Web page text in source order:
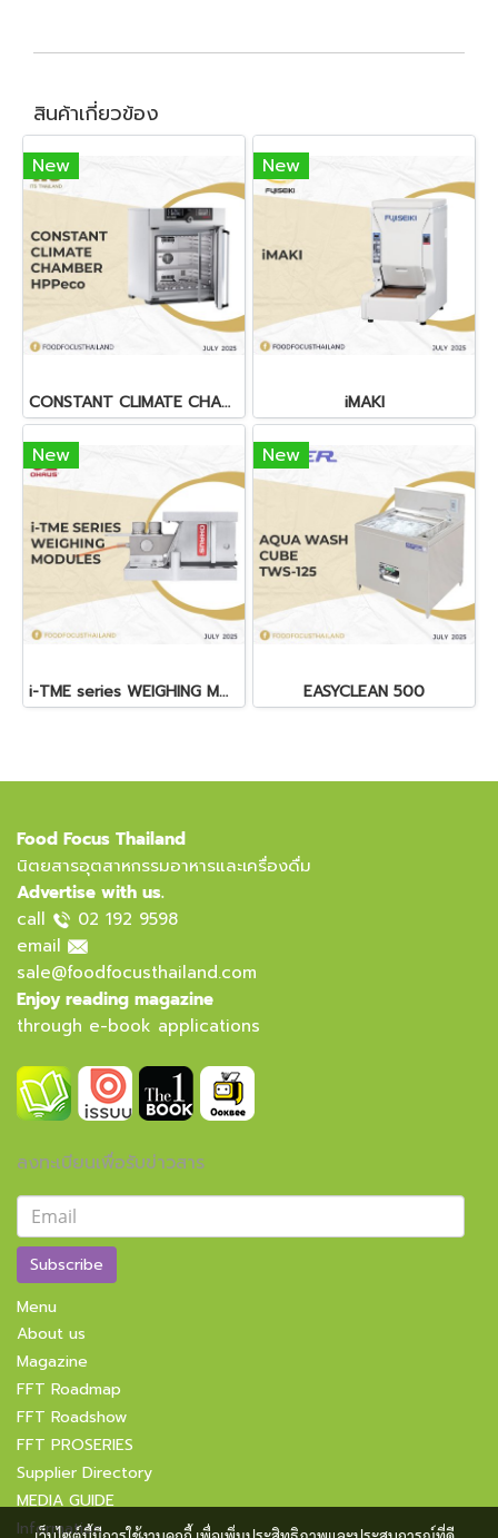
สินค้าเกี่ยวข้อง
New
CONSTANT CLIMATE CHAMBER HPPeco
New
iMAKI
New
i-TME series WEIGHING MODULES
New
EASYCLEAN 500
Food Focus Thailand
นิตยสารอุตสาหกรรมอาหารและเครื่องดื่ม
Advertise with us.
call
02 192 9598
email
sale@foodfocusthailand.com
Enjoy reading magazine
through e-book applications
ลงทะเบียนเพื่อรับข่าวสาร
Subscribe
Menu
About us
Magazine
FFT Roadmap
FFT Roadshow
FFT PROSERIES
Supplier Directory
MEDIA GUIDE
Information